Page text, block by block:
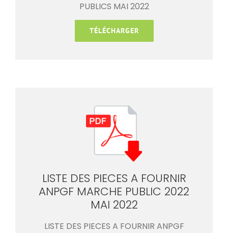
PUBLICS MAI 2022
TÉLÉCHARGER
LISTE DES PIECES A FOURNIR
ANPGF MARCHE PUBLIC 2022
MAI 2022
LISTE DES PIECES A FOURNIR ANPGF